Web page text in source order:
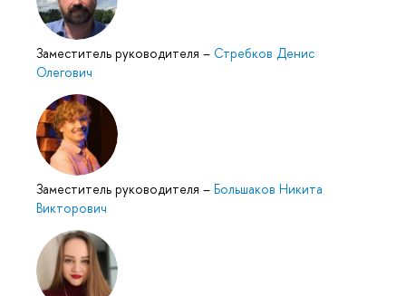
Заместитель руководителя – Стребков Денис
Олегович
Заместитель руководителя – Большаков Никита
Викторович